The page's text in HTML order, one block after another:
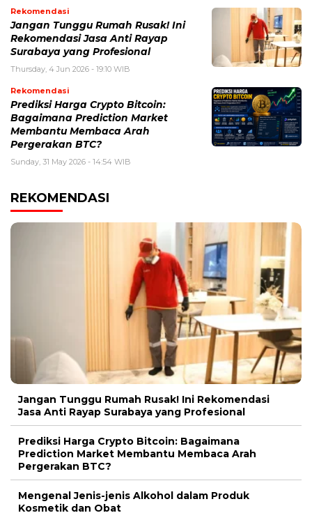
Rekomendasi
Jangan Tunggu Rumah Rusak! Ini
Rekomendasi Jasa Anti Rayap
Surabaya yang Profesional
Thursday, 4 Jun 2026 - 19:10 WIB
Rekomendasi
Prediksi Harga Crypto Bitcoin:
Bagaimana Prediction Market
Membantu Membaca Arah
Pergerakan BTC?
Sunday, 31 May 2026 - 14:54 WIB
REKOMENDASI
Jangan Tunggu Rumah Rusak! Ini Rekomendasi
Jasa Anti Rayap Surabaya yang Profesional
Prediksi Harga Crypto Bitcoin: Bagaimana
Prediction Market Membantu Membaca Arah
Pergerakan BTC?
Mengenal Jenis-jenis Alkohol dalam Produk
Kosmetik dan Obat